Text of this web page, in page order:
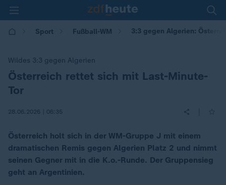
Sport Fußball-WM 3:3 gegen Algerien:
Wildes 3:3 gegen Algerien
:
Österreich rettet sich mit Last-Minute-
Tor
28.06.2026 | 06:35
Österreich holt sich in der WM-Gruppe J mit einem
dramatischen Remis gegen Algerien Platz 2 und nimmt
seinen Gegner mit in die K.o.-Runde. Der Gruppensieg
geht an Argentinien.